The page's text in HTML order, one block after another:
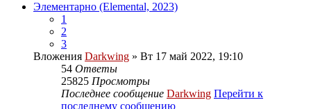
Элементарно (Elemental, 2023)
1
2
3
Вложения Darkwing » Вт 17 май 2022, 19:10
54 Ответы
25825 Просмотры
Последнее сообщение Darkwing Перейти к
последнему сообщению